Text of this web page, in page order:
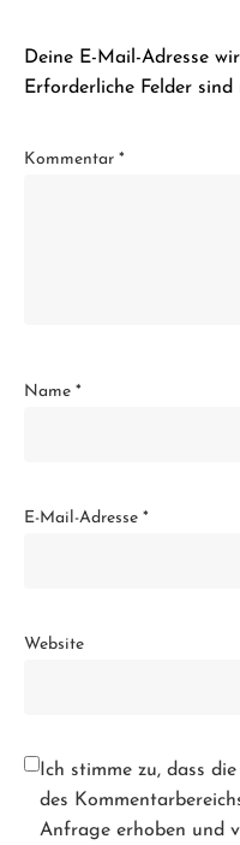
Deine E-Mail-Adresse
Erforderliche Felder sind
Kommentar *
Name *
E-Mail-Adresse *
Website
Ich stimme zu, dass
des
Anfrage erhoben und